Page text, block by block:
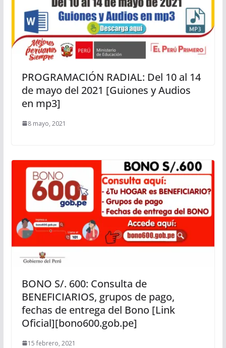
PROGRAMACIÓN RADIAL: Del 10 al 14
de mayo del 2021 [Guiones y Audios
en mp3]
8 mayo, 2021
BONO S/. 600: Consulta de
BENEFICIARIOS, grupos de pago,
fechas de entrega del Bono [Link
Oficial][bono600.gob.pe]
15 febrero, 2021